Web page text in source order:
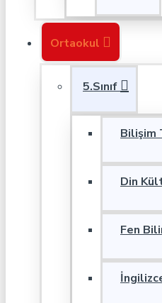
Ortaokul
5.Sınıf
Bilişim
Din
Fen